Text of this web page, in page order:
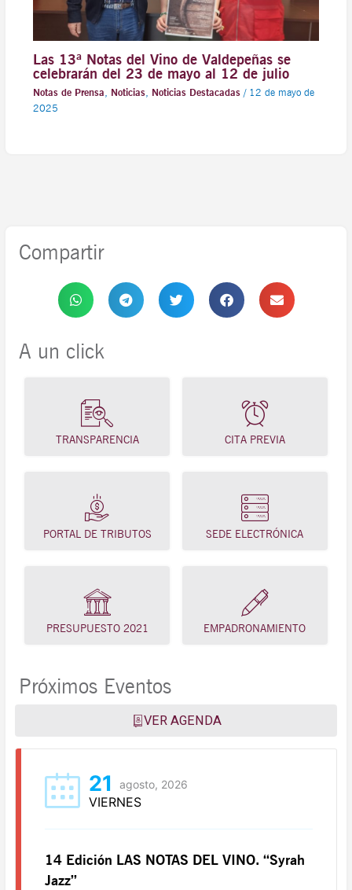
Las 13ª Notas del Vino de Valdepeñas se
celebrarán del 23 de mayo al 12 de julio
Notas de Prensa, Noticias, Noticias Destacadas/ 12 de mayo de
2025
Compartir
A un click
TRANSPARENCIA CITA PREVIA
PORTAL DE TRIBUTOS SEDE ELECTRÓNICA
PRESUPUESTO 2021 EMPADRONAMIENTO
Próximos Eventos
VER AGENDA
21 agosto, 2026
VIERNES
14 Edición LAS NOTAS DEL VINO. “Syrah
Jazz”